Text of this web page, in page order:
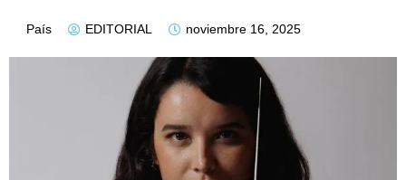
País EDITORIAL noviembre 16, 2025